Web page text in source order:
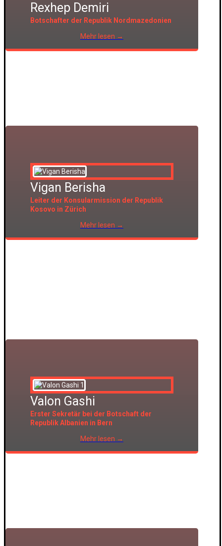
Rexhep Demiri
Botschafter der Republik Nordmazedonien
Mehr lesen →
Vigan Berisha
Leiter der Konsularmission der Republik
Kosovo in Zürich
Mehr lesen →
Valon Gashi
Erster Sekretär bei der Botschaft der
Republik Albanien in Bern
Mehr lesen →